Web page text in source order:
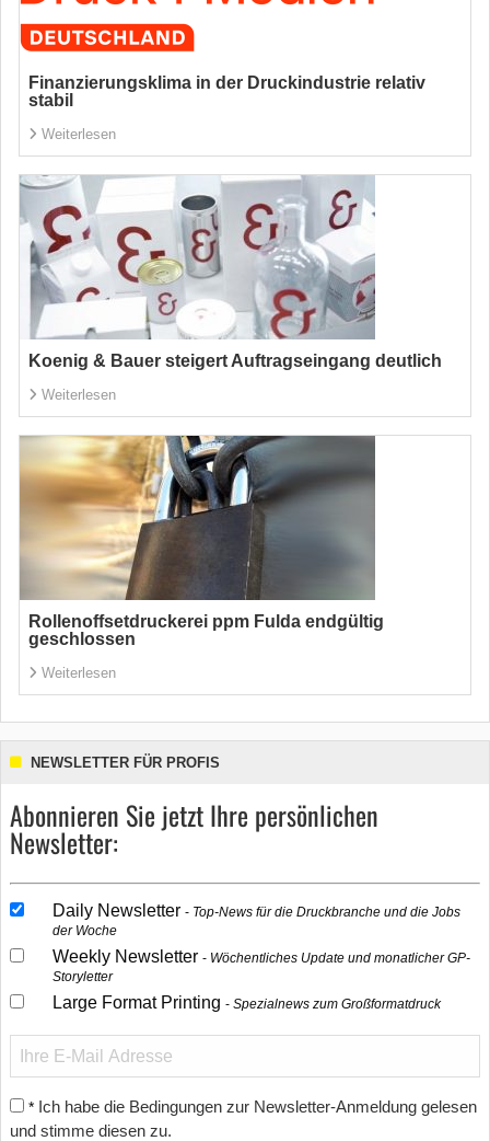
Finanzierungsklima in der Druckindustrie relativ
stabil
Weiterlesen
Koenig & Bauer steigert Auftragseingang deutlich
Weiterlesen
Rollenoffsetdruckerei ppm Fulda endgültig
geschlossen
Weiterlesen
NEWSLETTER FÜR PROFIS
Abonnieren Sie jetzt Ihre persönlichen
Newsletter:
Daily Newsletter
Top-News für die Druckbranche und die Jobs
der Woche
Weekly Newsletter
Wöchentliches Update und monatlicher GP-
Storyletter
Large Format Printing Spezialnews zum Großformatdruck
* Ich habe die Bedingungen zur Newsletter-Anmeldung gelesen
und stimme diesen zu.